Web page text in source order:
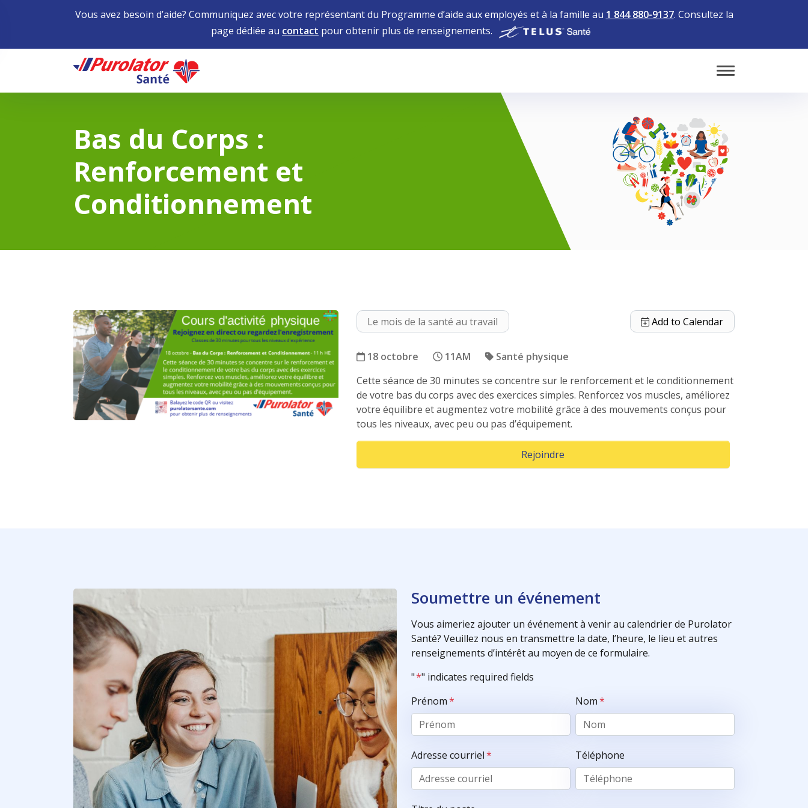
Vous avez besoin d’aide? Communiquez avec votre représentant du Programme d’aide aux employés et à la famille au 1 844 880-9137. Consultez la
page dédiée au contact pour obtenir plus de renseignements.
Home
Toggle Mobile
Bas du Corps :
Renforcement et
Conditionnement
Le mois de la santé au travail Add to Calendar
18 octobre 11AM Santé physique
Bas du Corps : Renforcement et Conditionnement
Cette séance de 30 minutes se concentre sur le renforcement et le conditionnement
de votre bas du corps avec des exercices simples. Renforcez vos muscles, améliorez
votre équilibre et augmentez votre mobilité grâce à des mouvements conçus pour
tous les niveaux, avec peu ou pas d’équipement.
Rejoindre
Soumettre un événement
Vous aimeriez ajouter un événement à venir au calendrier de Purolator
Santé? Veuillez nous en transmettre la date, l’heure, le lieu et autres
renseignements d’intérêt au moyen de ce formulaire.
"*" indicates required fields
Prénom* Nom*
Adresse courriel* Téléphone